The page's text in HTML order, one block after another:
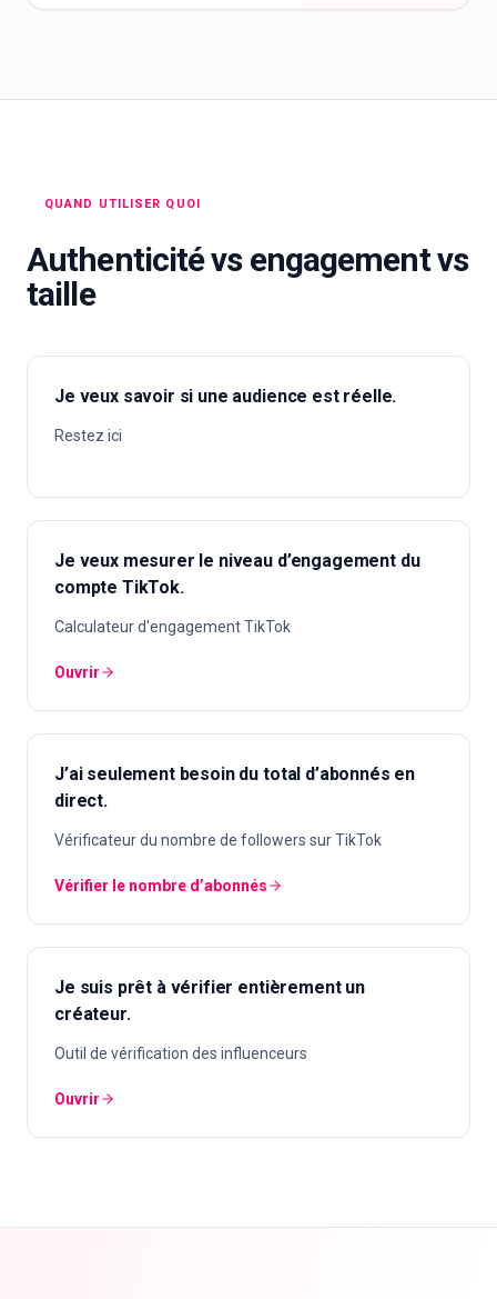
QUAND UTILISER QUOI
Authenticité vs engagement vs
taille
Je veux savoir si une audience est réelle.
Restez ici
Je veux mesurer le niveau d’engagement du
compte TikTok.
Calculateur d'engagement TikTok
Ouvrir
J’ai seulement besoin du total d’abonnés en
direct.
Vérificateur du nombre de followers sur TikTok
Vérifier le nombre d’abonnés
Je suis prêt à vérifier entièrement un
créateur.
Outil de vérification des influenceurs
Ouvrir